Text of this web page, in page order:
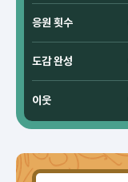
응원 횟수
도감 완성
이웃